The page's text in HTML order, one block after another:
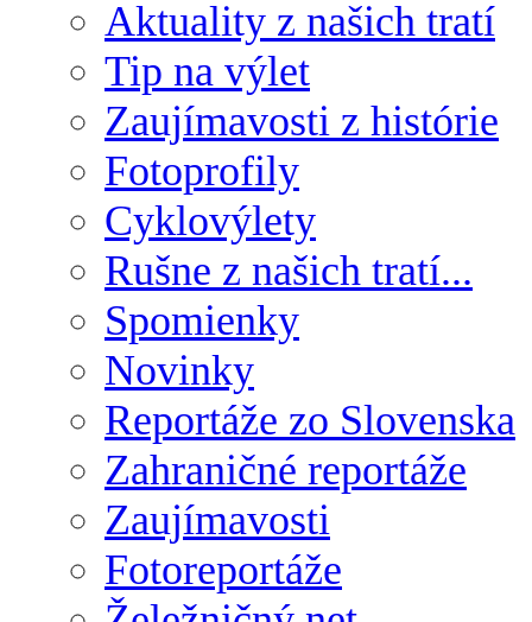
Aktuality z našich tratí
Tip na výlet
Zaujímavosti z histórie
Fotoprofily
Cyklovýlety
Rušne z našich tratí...
Spomienky
Novinky
Reportáže zo Slovenska
Zahraničné reportáže
Zaujímavosti
Fotoreportáže